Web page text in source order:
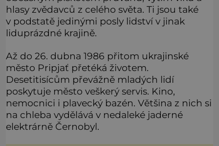
hlasy zvědavců z celého světa. Ti jsou také
v podstatě jedinými posly lidství v jinak
liduprázdné krajině.
Až do 26. dubna 1986 přitom ukrajinské
město Pripjať přetéká životem.
Desetitisícům převážně mladých lidí
poskytuje město veškerý servis. Kino,
nemocnici i plavecký bazén. Většina z nich si
na chleba vydělává v nedaleké jaderné
elektrárně Černobyl.